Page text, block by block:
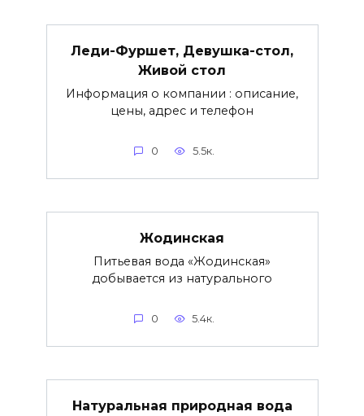
Леди-Фуршет, Девушка-стол,
Живой стол
Информация о компании : описание,
цены, адрес и телефон
0 5.5к.
Жодинская
Питьевая вода «Жодинская»
добывается из натурального
0 5.4к.
Натуральная природная вода